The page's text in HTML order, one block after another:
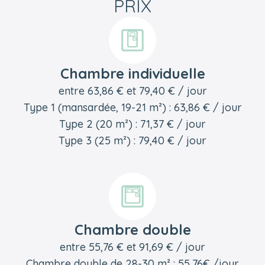
PRIX
Chambre individuelle
entre 63,86 € et 79,40 € / jour
Type 1 (mansardée, 19-21 m²) : 63,86 € / jour
Type 2 (20 m²) : 71,37 € / jour
Type 3 (25 m²) : 79,40 € / jour
Chambre double
entre 55,76 € et 91,69 € / jour